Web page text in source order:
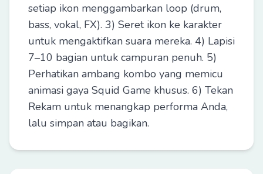
setiap ikon menggambarkan loop (drum,
bass, vokal, FX). 3) Seret ikon ke karakter
untuk mengaktifkan suara mereka. 4) Lapisi
7–10 bagian untuk campuran penuh. 5)
Perhatikan ambang kombo yang memicu
animasi gaya Squid Game khusus. 6) Tekan
Rekam untuk menangkap performa Anda,
lalu simpan atau bagikan.